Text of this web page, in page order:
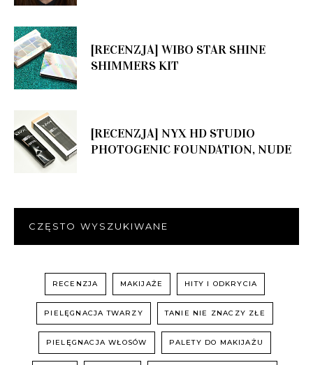
[RECENZJA] WIBO STAR SHINE
SHIMMERS KIT
[RECENZJA] NYX HD STUDIO
PHOTOGENIC FOUNDATION, NUDE
CZĘSTO WYSZUKIWANE
RECENZJA MAKIJAŻE HITY I ODKRYCIA
PIELĘGNACJA TWARZY TANIE NIE ZNACZY ZŁE
PIELĘGNACJA WŁOSÓW PALETY DO MAKIJAŻU